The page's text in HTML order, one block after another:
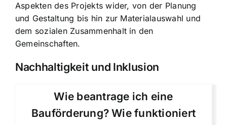
Aspekten des Projekts wider, von der Planung
und Gestaltung bis hin zur Materialauswahl und
dem sozialen Zusammenhalt in den
Gemeinschaften.
Nachhaltigkeit und Inklusion
Wie beantrage ich eine
Bauförderung? Wie funktioniert